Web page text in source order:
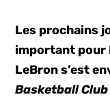
Les prochains
important pour
LeBron s’est
Basketball Club